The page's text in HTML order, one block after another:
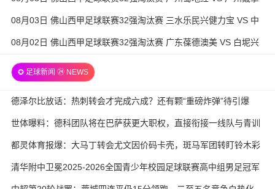
模 全场录像
08月03日 佛山西甲足球联赛32强淘汰赛 三水乐民兴健力宝 VS 中
国澳门澳科精英 全场录像
08月02日 佛山西甲足球联赛32强淘汰赛 广东葆德澳美 VS 白坭兴
✪ 足球新闻 ㉔ NEWS
德泽尔比放话：热刺转会才完成六成？还有颗“重磅炸弹”待引爆
世体曝料：德科团队将在巴萨获更大职权，直接衔接一线队与青训
都灵体育报爆：大马丁转会尤文因价码卡壳，斑马军团转盯铃木彩
艳与维卡里奥
清华附中卫冕2025-2026全国青少年校园足球联赛高中组男足冠军